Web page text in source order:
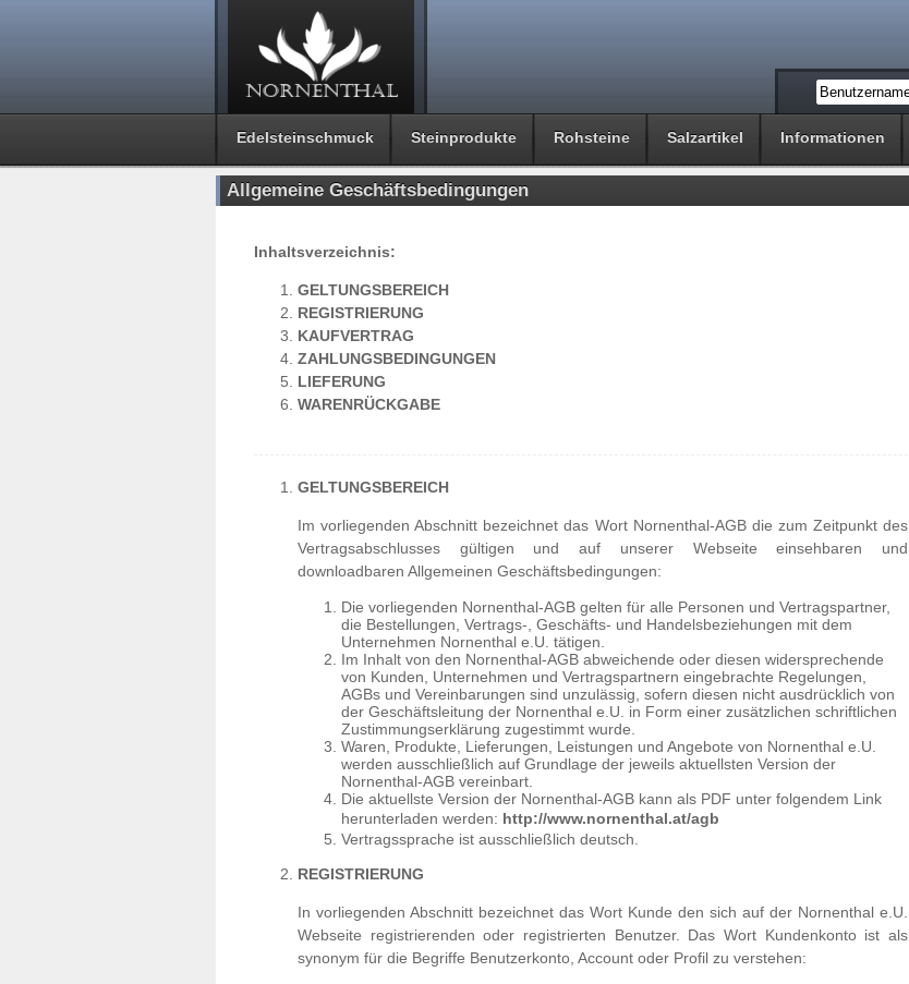
Edelsteinschmuck Steinprodukte Rohsteine Salzartikel Informationen
Allgemeine Geschäftsbedingungen
Inhaltsverzeichnis:
GELTUNGSBEREICH
REGISTRIERUNG
KAUFVERTRAG
ZAHLUNGSBEDINGUNGEN
LIEFERUNG
WARENRÜCKGABE
GELTUNGSBEREICH
Im vorliegenden Abschnitt bezeichnet das Wort Nornenthal-AGB die zum Zeitpunkt des
Vertragsabschlusses gültigen und auf unserer Webseite einsehbaren und
downloadbaren Allgemeinen Geschäftsbedingungen:
Die vorliegenden Nornenthal-AGB gelten für alle Personen und Vertragspartner,
die Bestellungen, Vertrags-, Geschäfts- und Handelsbeziehungen mit dem
Unternehmen Nornenthal e.U. tätigen.
Im Inhalt von den Nornenthal-AGB abweichende oder diesen widersprechende
von Kunden, Unternehmen und Vertragspartnern eingebrachte Regelungen,
AGBs und Vereinbarungen sind unzulässig, sofern diesen nicht ausdrücklich von
der Geschäftsleitung der Nornenthal e.U. in Form einer zusätzlichen schriftlichen
Zustimmungserklärung zugestimmt wurde.
Waren, Produkte, Lieferungen, Leistungen und Angebote von Nornenthal e.U.
werden ausschließlich auf Grundlage der jeweils aktuellsten Version der
Nornenthal-AGB vereinbart.
Die aktuellste Version der Nornenthal-AGB kann als PDF unter folgendem Link
herunterladen werden: http://www.nornenthal.at/agb
Vertragssprache ist ausschließlich deutsch.
REGISTRIERUNG
In vorliegenden Abschnitt bezeichnet das Wort Kunde den sich auf der Nornenthal e.U.
Webseite registrierenden oder registrierten Benutzer. Das Wort Kundenkonto ist als
synonym für die Begriffe Benutzerkonto, Account oder Profil zu verstehen: